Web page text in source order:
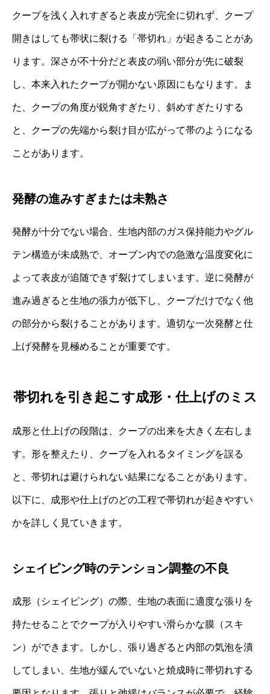
クープを浅く入れすぎると表皮が完全に切れず、クープ
開きはしても帯状に裂ける「帯切れ」が起きることがあ
ります。深さが不十分だと表皮の弱い部分が先に破裂
し、本来入れたクープが開かない原因にもなります。ま
た、クープの角度が鋭角すぎたり、斜めすぎたりする
と、クープの先端から裂け目が広がって帯のようになる
ことがあります。
発酵の進みすぎまたは未熟さ
発酵が十分でない場合、生地内部のガス保持能力やグル
テン構造が未成熟で、オーブン内での急激な温度変化に
よって表皮が追随できず裂けてしまいます。逆に発酵が
進み過ぎると生地の張力が低下し、クープだけでなく他
の部分から裂けることがあります。適切な一次発酵と仕
上げ発酵を見極めることが重要です。
帯切れを引き起こす成形・仕上げのミス
成形と仕上げの段階は、クープの出来を大きく左右しま
す。形を整えたり、クープを入れるタイミングを誤る
と、帯切れは避けられない結果になることがあります。
以下に、成形や仕上げのどの工程で帯切れが起きやすい
かを詳しく見ていきます。
シェイピング時のテンション調整の不良
成形（シェイピング）の際、生地の表面に適度な張りを
持たせることでクープが入りやすい滑らかな膜（スキ
ン）ができます。しかし、張り過ぎると内部の気泡を潰
してしまい、生地が緩んでいないと焼成時に帯切れする